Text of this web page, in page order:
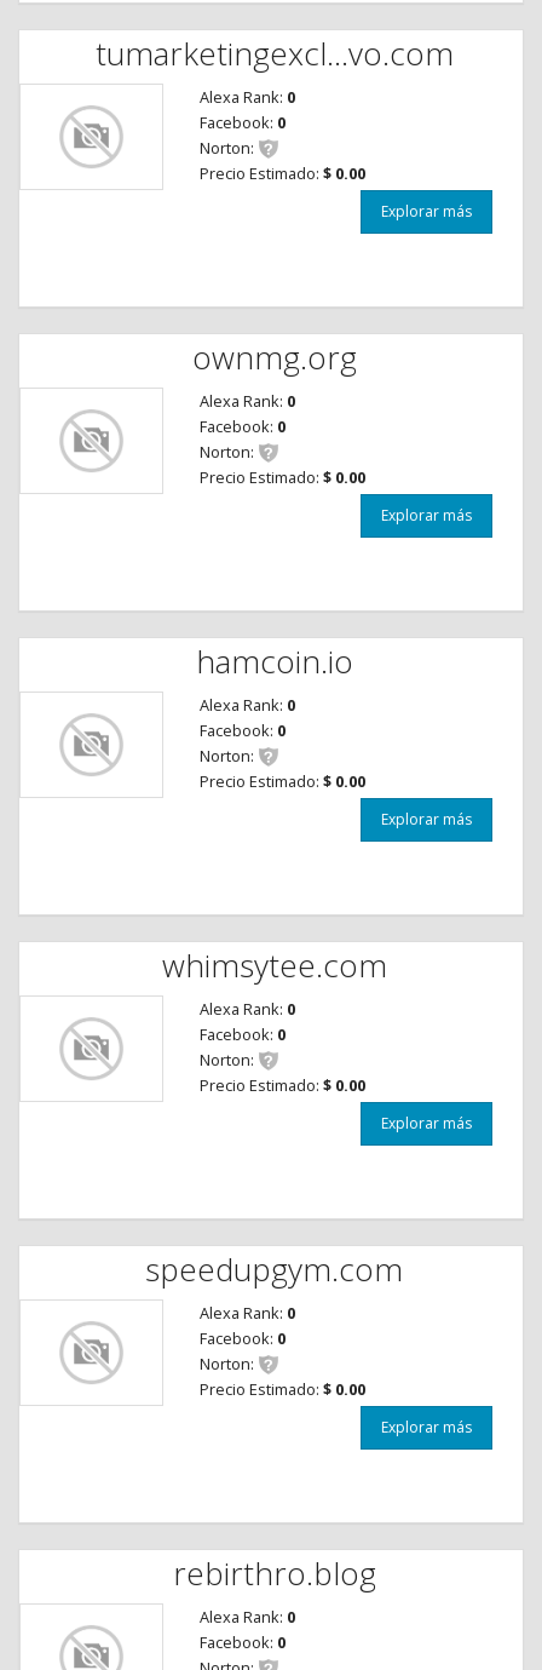
tumarketingexcl...vo.com
Alexa Rank: 0
Facebook: 0
Norton:
Precio Estimado: $ 0.00
Explorar más
ownmg.org
Alexa Rank: 0
Facebook: 0
Norton:
Precio Estimado: $ 0.00
Explorar más
hamcoin.io
Alexa Rank: 0
Facebook: 0
Norton:
Precio Estimado: $ 0.00
Explorar más
whimsytee.com
Alexa Rank: 0
Facebook: 0
Norton:
Precio Estimado: $ 0.00
Explorar más
speedupgym.com
Alexa Rank: 0
Facebook: 0
Norton:
Precio Estimado: $ 0.00
Explorar más
rebirthro.blog
Alexa Rank: 0
Facebook: 0